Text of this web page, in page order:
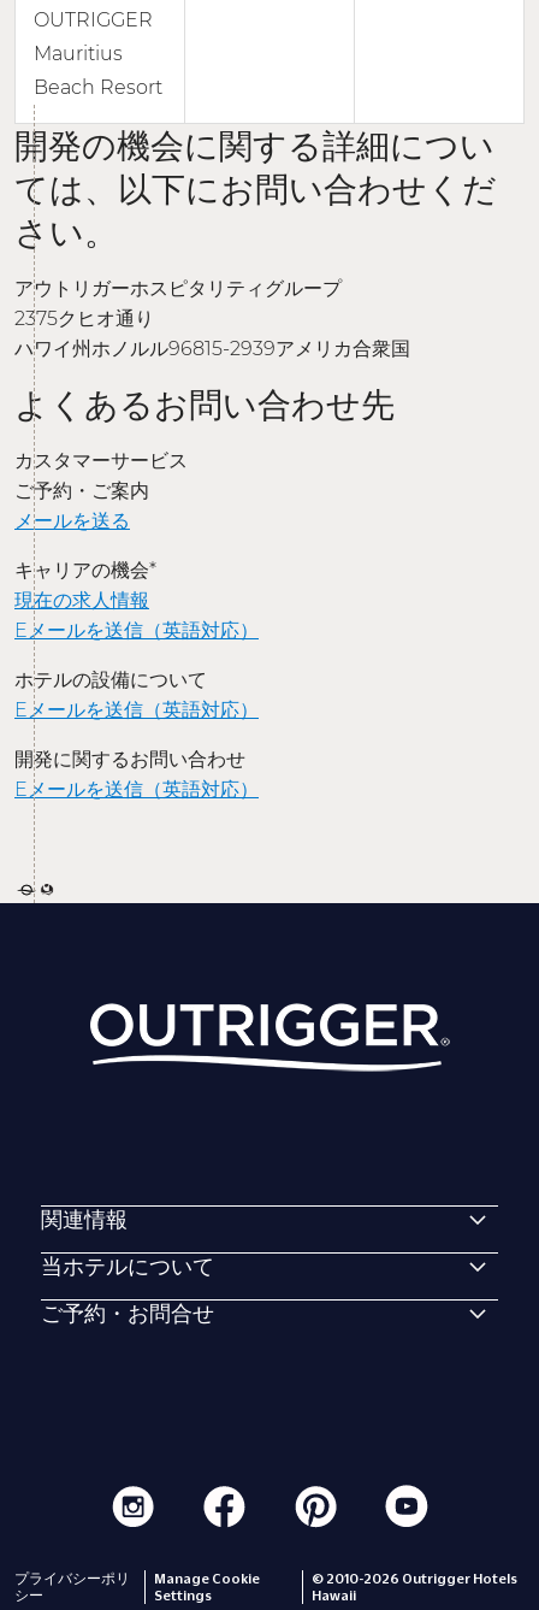
OUTRIGGER
Mauritius
Beach Resort
開発の機会に関する詳細につい
ては、以下にお問い合わせくだ
さい。
アウトリガーホスピタリティグループ
2375クヒオ通り
ハワイ州ホノルル96815-2939アメリカ合衆国
よくあるお問い合わせ先
カスタマーサービス
ご予約・ご案内
メールを送る
キャリアの機会*
現在の求人情報
Eメールを送信（英語対応）
ホテルの設備について
Eメールを送信（英語対応）
開発に関するお問い合わせ
Eメールを送信（英語対応）
関連情報
当ホテルについて
ご予約・お問合せ
プライバシーポリ
シー
Manage Cookie
Settings
© 2010-2026 Outrigger Hotels
Hawaii